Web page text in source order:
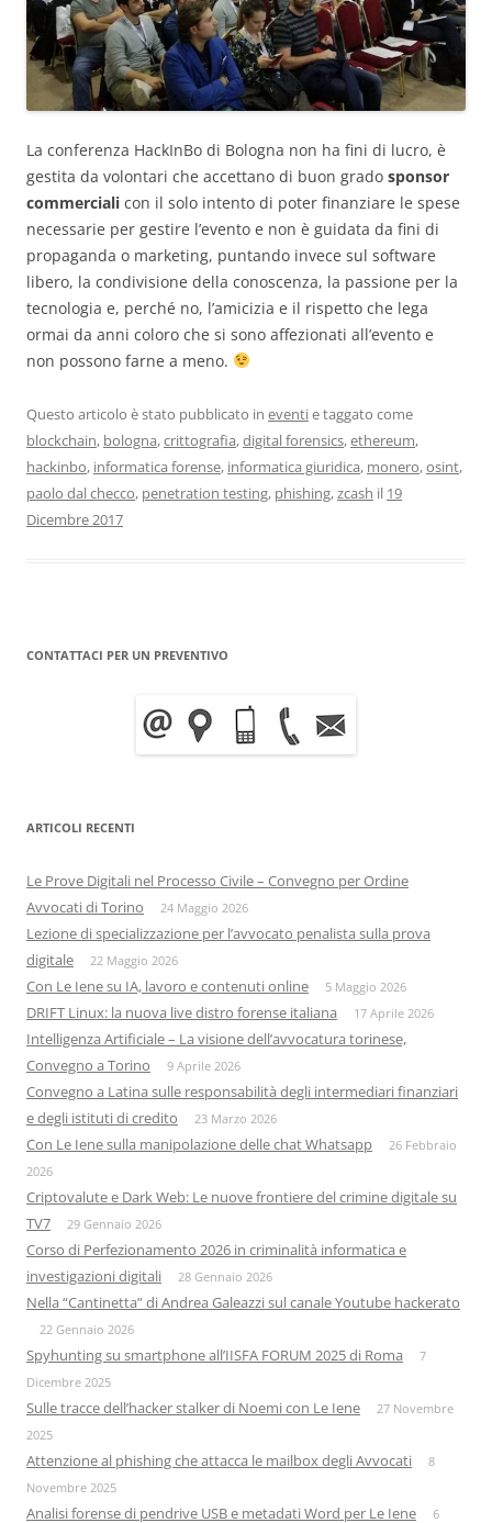
La conferenza HackInBo di Bologna non ha fini di lucro, è
gestita da volontari che accettano di buon grado sponsor
commerciali con il solo intento di poter finanziare le spese
necessarie per gestire l’evento e non è guidata da fini di
propaganda o marketing, puntando invece sul software
libero, la condivisione della conoscenza, la passione per la
tecnologia e, perché no, l’amicizia e il rispetto che lega
ormai da anni coloro che si sono affezionati all’evento e
non possono farne a meno.
Questo articolo è stato pubblicato in eventie taggato come
blockchain, bologna,crittografia,digital forensics,ethereum,
hackinbo, informatica forense, informatica giuridica, monero,osint,
paolo dal checco, penetration testing, phishing,zcash il 19
Dicembre 2017
CONTATTACI PER UN PREVENTIVO
ARTICOLI RECENTI
Le Prove Digitali nel Processo Civile – Convegno per Ordine
Avvocati di Torino
24 Maggio 2026
Lezione di specializzazione per l’avvocato penalista sulla prova
digitale
22 Maggio 2026
Con Le Iene su IA, lavoro e contenuti online 5 Maggio 2026
DRIFT Linux: la nuova live distro forense italiana 17 Aprile 2026
Intelligenza Artificiale – La visione dell’avvocatura torinese,
Convegno a Torino
9 Aprile 2026
Convegno a Latina sulle responsabilità degli intermediari finanziari
e degli istituti di credito
23 Marzo 2026
Con Le Iene sulla manipolazione delle chat Whatsapp
26 Febbraio
2026
Criptovalute e Dark Web: Le nuove frontiere del crimine digitale su
TV7
29 Gennaio 2026
Corso di Perfezionamento 2026 in criminalità informatica e
investigazioni digitali
28 Gennaio 2026
Nella “Cantinetta” di Andrea Galeazzi sul canale Youtube hackerato
22 Gennaio 2026
Spyhunting su smartphone all’IISFA FORUM 2025 di Roma
7
Dicembre 2025
Sulle tracce dell’hacker stalker di Noemi con Le Iene
27 Novembre
2025
Attenzione al phishing che attacca le mailbox degli Avvocati
8
Novembre 2025
Analisi forense di pendrive USB e metadati Word per Le Iene 6